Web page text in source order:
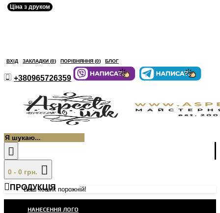
ВХІД ЗАКЛАДКИ (0) ПОРІВНЯННЯ (0) БЛОГ
+380965726359
0 - 0 грн.
Ваш кошик порожній!
ПРОДУКЦІЯ
НАНЕСЕННЯ ЛОГО
Ціна з друком